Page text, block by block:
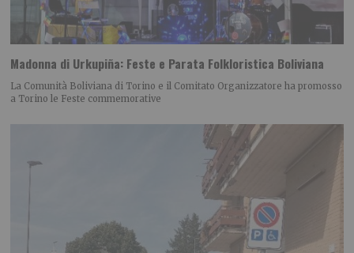
Madonna di Urkupiña: Feste e Parata Folkloristica Boliviana
La Comunità Boliviana di Torino e il Comitato Organizzatore ha promosso
a Torino le Feste commemorative